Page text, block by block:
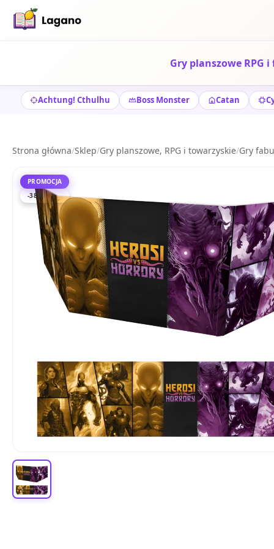
Gry planszowe RPG
Achtung! Cthulhu Boss Monster Catan
Strona główna/Sklep/Gry planszowe, RPG i towarzyskie/Gry
PROMOCJA
-38%